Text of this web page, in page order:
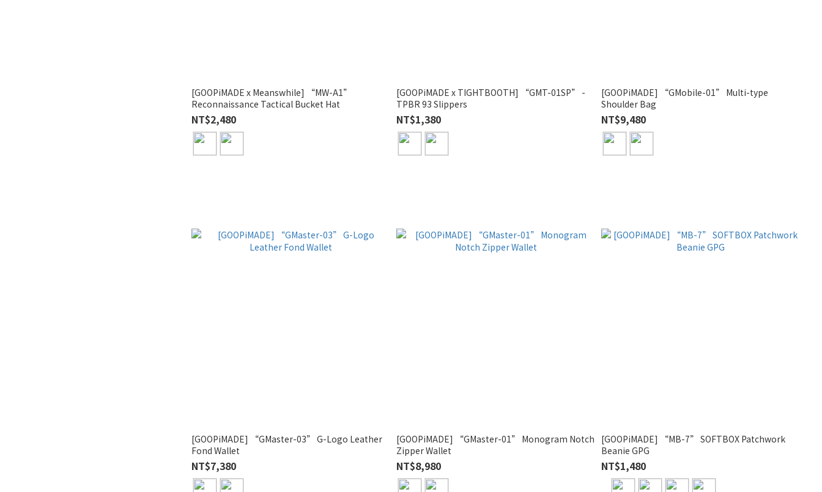
[GOOPiMADE x Meanswhile] “MW-A1”
Reconnaissance Tactical Bucket Hat
NT$2,480
[GOOPiMADE x TIGHTBOOTH] “GMT-01SP” -
TPBR 93 Slippers
NT$1,380
[GOOPiMADE] “GMobile-01” Multi-type
Shoulder Bag
NT$9,480
[GOOPiMADE] “GMaster-03” G-Logo Leather
Fond Wallet
NT$7,380
[GOOPiMADE] “GMaster-01” Monogram Notch
Zipper Wallet
NT$8,980
[GOOPiMADE] “MB-7” SOFTBOX Patchwork
Beanie GPG
NT$1,480